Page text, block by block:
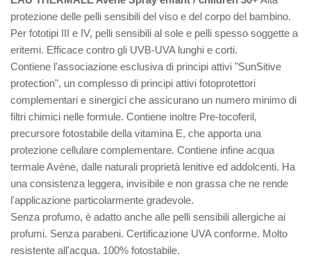
protezione delle pelli sensibili del viso e del corpo del bambino.
Per fototipi III e IV, pelli sensibili al sole e pelli spesso soggette a
eritemi. Efficace contro gli UVB-UVA lunghi e corti.
Contiene l'associazione esclusiva di principi attivi "SunSitive
protection", un complesso di principi attivi fotoprotettori
complementari e sinergici che assicurano un numero minimo di
filtri chimici nelle formule. Contiene inoltre Pre-tocoferil,
precursore fotostabile della vitamina E, che apporta una
protezione cellulare complementare. Contiene infine acqua
termale Avène, dalle naturali proprietà lenitive ed addolcenti. Ha
una consistenza leggera, invisibile e non grassa che ne rende
l'applicazione particolarmente gradevole.
Senza profumo, è adatto anche alle pelli sensibili allergiche ai
profumi. Senza parabeni. Certificazione UVA conforme. Molto
resistente all'acqua. 100% fotostabile.